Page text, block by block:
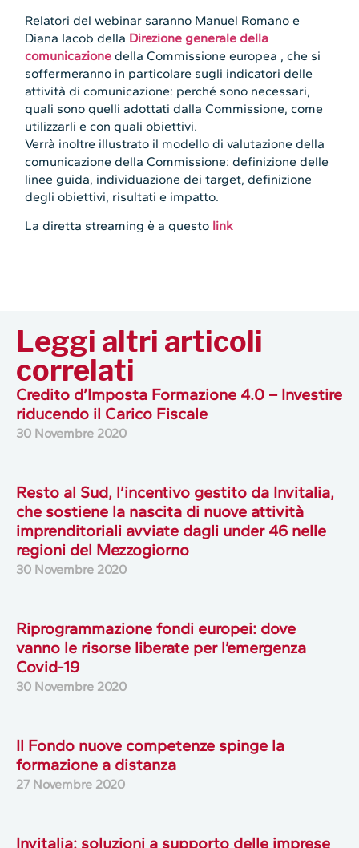
Relatori del webinar saranno Manuel Romano e
Diana Iacob della Direzione generale della
comunicazione della Commissione europea , che si
soffermeranno in particolare sugli indicatori delle
attività di comunicazione: perché sono necessari,
quali sono quelli adottati dalla Commissione, come
utilizzarli e con quali obiettivi.
Verrà inoltre illustrato il modello di valutazione della
comunicazione della Commissione: definizione delle
linee guida, individuazione dei target, definizione
degli obiettivi, risultati e impatto.
La diretta streaming è a questo link
Leggi altri articoli
correlati
Credito d’Imposta Formazione 4.0 – Investire
riducendo il Carico Fiscale
30 Novembre 2020
Resto al Sud, l’incentivo gestito da Invitalia,
che sostiene la nascita di nuove attività
imprenditoriali avviate dagli under 46 nelle
regioni del Mezzogiorno
30 Novembre 2020
Riprogrammazione fondi europei: dove
vanno le risorse liberate per l’emergenza
Covid-19
30 Novembre 2020
Il Fondo nuove competenze spinge la
formazione a distanza
27 Novembre 2020
Invitalia: soluzioni a supporto delle imprese